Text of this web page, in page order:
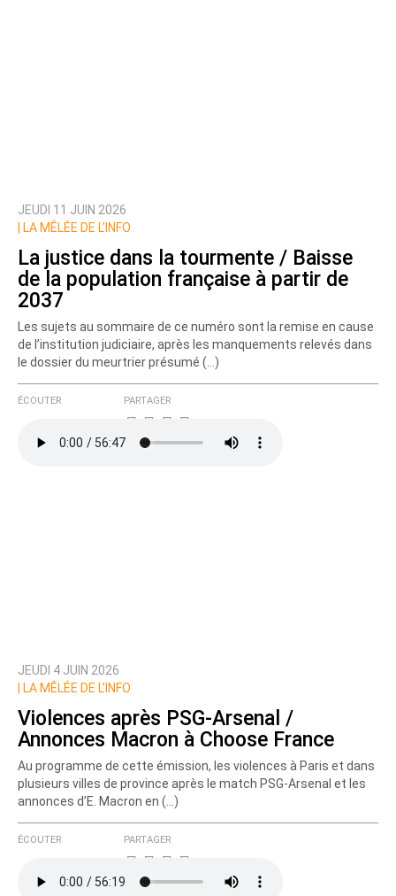
JEUDI 11 JUIN 2026
LA MÊLÉE DE L’INFO
La justice dans la tourmente / Baisse
de la population française à partir de
2037
Les sujets au sommaire de ce numéro sont la remise en cause
de l’institution judiciaire, après les manquements relevés dans
le dossier du meurtrier présumé (…)
ÉCOUTER PARTAGER
JEUDI 4 JUIN 2026
LA MÊLÉE DE L’INFO
Violences après PSG-Arsenal /
Annonces Macron à Choose France
Au programme de cette émission, les violences à Paris et dans
plusieurs villes de province après le match PSG-Arsenal et les
annonces d’E. Macron en (…)
ÉCOUTER PARTAGER